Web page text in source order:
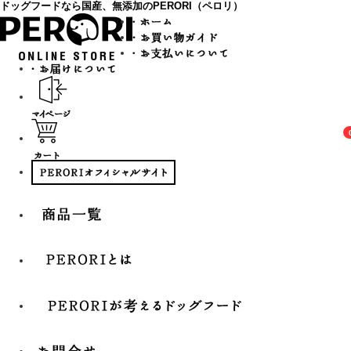
ドッグフードなら国産、無添加のPERORI（ペロリ）